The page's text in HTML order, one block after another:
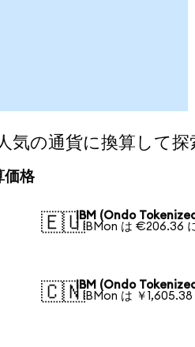
の通貨に換算して探
価格
🇪🇺IBM (Ondo
1 IBMon は €206.36
🇨🇳IBM (Ondo
1 IBMon は ￥1,605.38